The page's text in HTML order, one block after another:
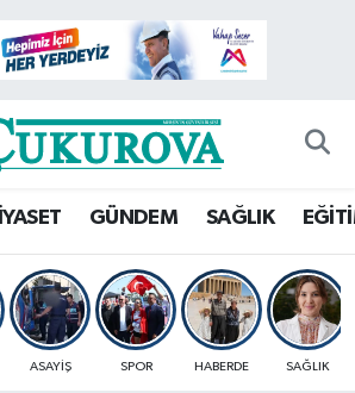
GÜNDEM SAĞLIK
ASAYİŞ SPOR HABERDE SAĞLIK
Durumu
Vakitleri
Yoğunluk Haritası
Durumu ve Fikstür